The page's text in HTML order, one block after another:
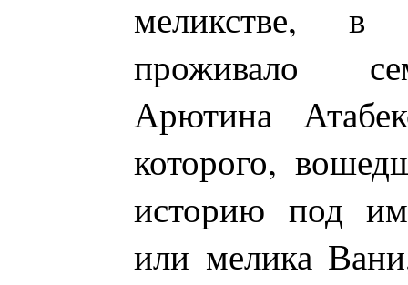
меликстве, в
проживало
Арютина
которого,
историю под
или мелика